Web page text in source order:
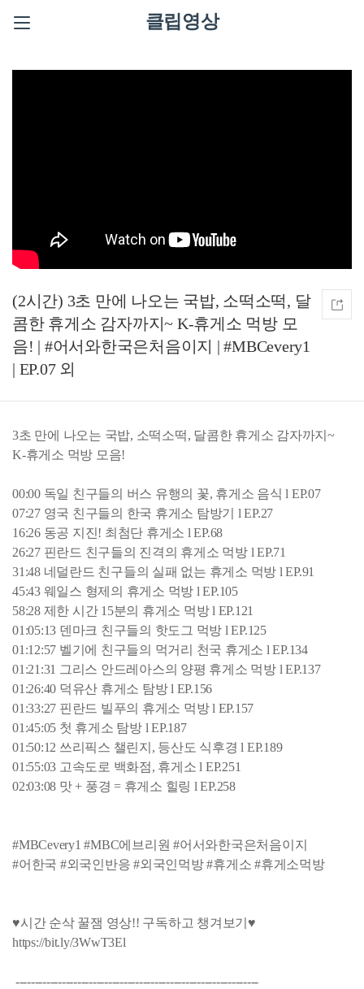
클립영상
(2시간) 3초 만에 나오는 국밥, 소떡소떡, 달
콤한 휴게소 감자까지~ K-휴게소 먹방 모
음! | #어서와한국은처음이지 | #MBCevery1
| EP.07 외
3초 만에 나오는 국밥, 소떡소떡, 달콤한 휴게소 감자까지~
K-휴게소 먹방 모음!
00:00 독일 친구들의 버스 유행의 꽃, 휴게소 음식 l EP.07
07:27 영국 친구들의 한국 휴게소 탐방기 l EP.27
16:26 동공 지진! 최첨단 휴게소 l EP.68
26:27 핀란드 친구들의 진격의 휴게소 먹방 l EP.71
31:48 네덜란드 친구들의 실패 없는 휴게소 먹방 l EP.91
45:43 웨일스 형제의 휴게소 먹방 l EP.105
58:28 제한 시간 15분의 휴게소 먹방 l EP.121
01:05:13 덴마크 친구들의 핫도그 먹방 l EP.125
01:12:57 벨기에 친구들의 먹거리 천국 휴게소 l EP.134
01:21:31 그리스 안드레아스의 양평 휴게소 먹방 l EP.137
01:26:40 덕유산 휴게소 탐방 l EP.156
01:33:27 핀란드 빌푸의 휴게소 먹방 l EP.157
01:45:05 첫 휴게소 탐방 l EP.187
01:50:12 쓰리픽스 챌린지, 등산도 식후경 l EP.189
01:55:03 고속도로 백화점, 휴게소 l EP.251
02:03:08 맛 + 풍경 = 휴게소 힐링 l EP.258
#MBCevery1 #MBC에브리원 #어서와한국은처음이지
#어한국 #외국인반응 #외국인먹방 #휴게소 #휴게소먹방
♥시간 순삭 꿀잼 영상!! 구독하고 챙겨보기♥
https://bit.ly/3WwT3El
---------------------------------------------------------------